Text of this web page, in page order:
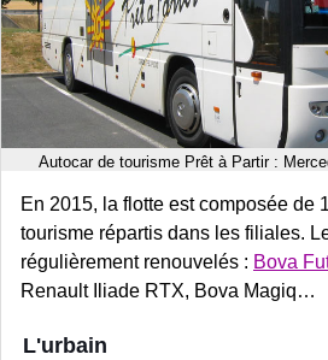
Autocar de tourisme Prêt à Partir :
En 2015, la flotte est composée de
tourisme répartis dans les filiales.
régulièrement renouvelés : Bova
Renault Iliade RTX, Bova Magiq…
L'urbain